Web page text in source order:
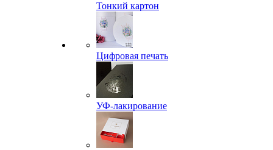
Тонкий картон
Цифровая печать
УФ-лакирование